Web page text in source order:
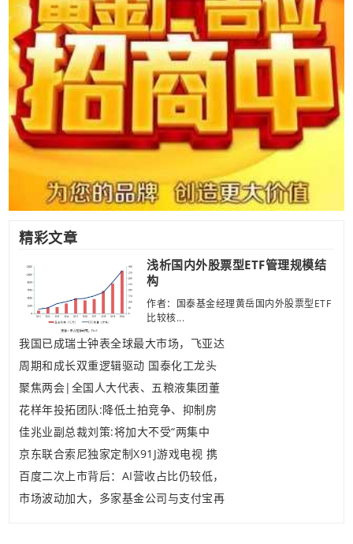
精彩文章
浅析国内外股票型ETF管理规模结
构
作者：国泰基金经理黄岳国内外股票型ETF
比较核...
我国已成瑞士钟表全球最大市场，飞亚达
周期和成长双重逻辑驱动 国泰化工龙头
聚焦两会|全国人大代表、五粮液集团董
花样年投拓团队:降低土拍竞争、抑制房
佳兆业副总裁刘策:将加大不受“两集中
京东联合索尼独家定制X91J游戏电视 携
百度二次上市背后：AI营收占比仍较低，
市场波动加大，多家基金公司与支付宝再